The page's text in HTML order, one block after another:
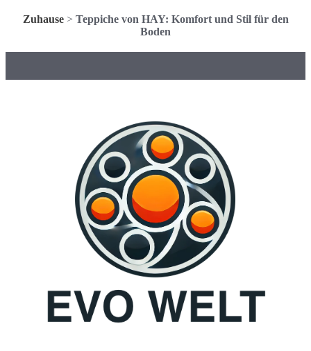
Zuhause> Teppiche von HAY: Komfort und Stil für den
Boden